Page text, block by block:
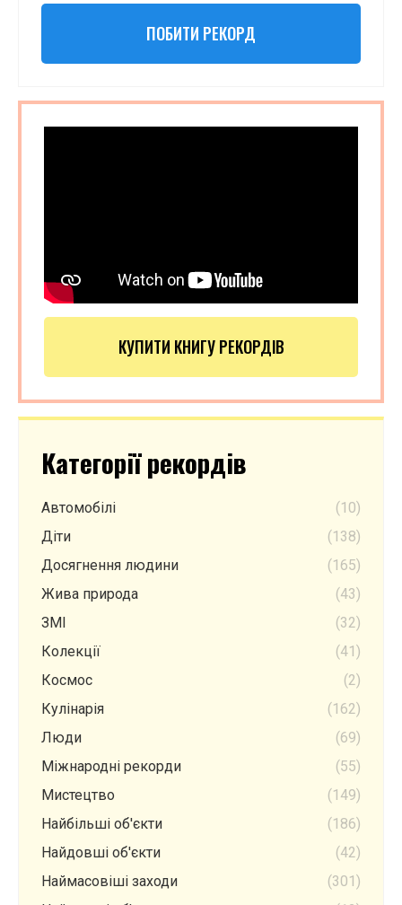
ПОБИТИ РЕКОРД
КУПИТИ КНИГУ РЕКОРДІВ
Категорії рекордів
Автомобілі
(10)
Діти
(138)
Досягнення людини
(165)
Жива природа
(43)
ЗМІ
(32)
Колекції
(41)
Космос
(2)
Кулінарія
(162)
Люди
(69)
Міжнародні рекорди
(55)
Мистецтво
(149)
Найбільші об'єкти
(186)
Найдовші об'єкти
(42)
Наймасовіші заходи
(301)